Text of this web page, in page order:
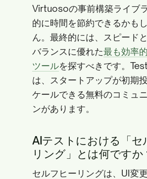
Virtuosoの事前構築ライブ
的に時間を節約できるかも
ん。最終的には、スピード
バランスに優れた最も効率
ツールを探すべきです。
は、スタートアップが初期
ケールできる無料のコミュ
ンがあります。
AIテストにおける「セ
リング」とは何ですか
セルフヒーリングは、UI変